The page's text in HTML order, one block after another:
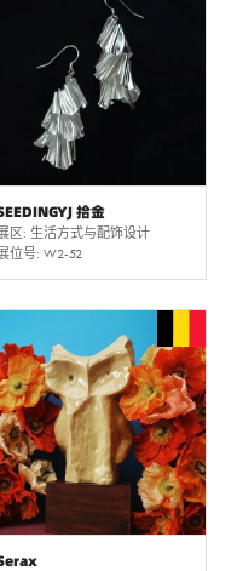
拾金
区: 生活方式与配饰设计
位号: W2-52